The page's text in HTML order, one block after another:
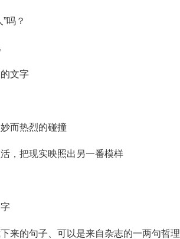
吗？
文字
而热烈的碰撞
，把现实映照出另一番模样
来的句子、可以是来自杂志的一两句哲理